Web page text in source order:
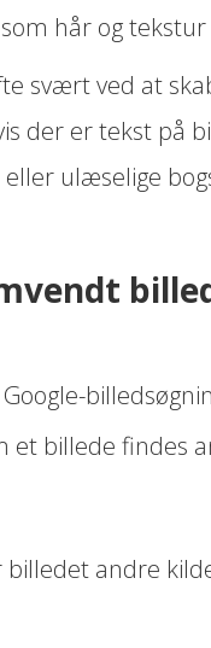
hår og tekstur
svært ved at
der er tekst på
eller ulæselige
et billede findes
billedet andre